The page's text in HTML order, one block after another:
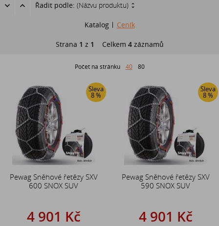
Řadit podle: (Názvu produktu)
Katalog Ceník
Strana 1 z 1 Celkem 4záznamů
Počet na stránku 40 80
Sleva
8 %
Pewag Sněhové řetězy SXV
600 SNOX SUV
4 901 Kč
Sleva
8 %
Pewag Sněhové řetězy SXV
590 SNOX SUV
4 901 Kč